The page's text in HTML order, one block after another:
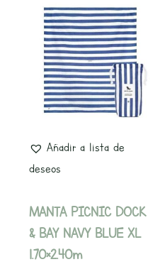
Añadir a lista de
deseos
MANTA PICNIC DOCK
& BAY NAVY BLUE XL
1.70×2.40m